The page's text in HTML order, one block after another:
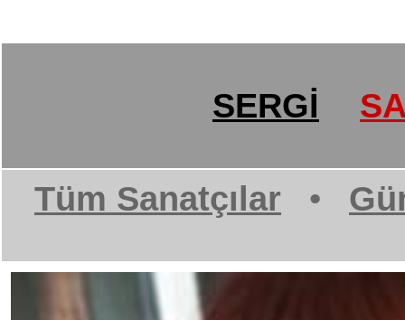
SERGİ
Tüm Sanatçılar •